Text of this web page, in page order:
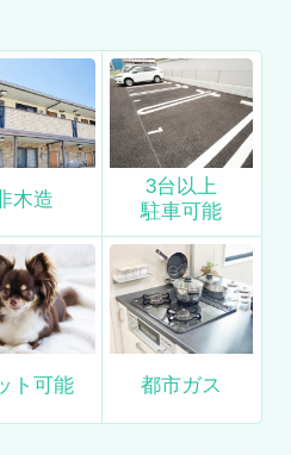
木造
3台以上
駐車可能
ト可能 都市ガス